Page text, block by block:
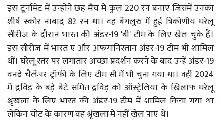
इस टूर्नामेंट में उन्होंने छह मैच में कुल 220 रन बनाए जिसमें उनका
शीर्ष स्कोर नाबाद 82 रन था। वह बेंगलुरु में हुई त्रिकोणीय घरेलू
सीरीज के दौरान भारत की अंडर-19 'बी' टीम के लिए खेल चुके हैं।
इस सीरीज में भारत ए और अफगानिस्तान अंडर-19 टीम भी शामिल
थीं। घरेलू स्तर पर लगातार अच्छा प्रदर्शन करने के बाद उन्हें अंडर-19
वनडे चैलेंजर ट्रॉफी के लिए टीम सी में भी चुना गया था। वहीं 2024
में द्रविड़ के बड़े बेटे समित द्रविड़ को ऑस्ट्रेलिया के खिलाफ घरेलू
श्रृंखला के लिए भारत की अंडर-19 टीम में शामिल किया गया था
लेकिन चोट के कारण वह श्रृंखला में नहीं खेल पाए थे।